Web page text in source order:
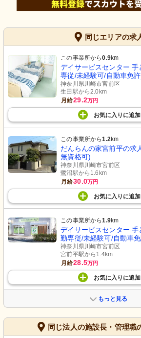
同じエリアの求
この事業所から0.9km
デイサービスセンター
専従/未経験可/自動車免
神奈川県川崎市宮前区
生田駅から2.0km
月給29.2万円
お気に入り に追加
この事業所から1.2km
だんらんの家宮前平の求
無資格可)
神奈川県川崎市宮前区
鷺沼駅から1.6km
月給30.0万円
お気に入り に追加
この事業所から1.9km
デイサービスセンター 手
勤専従/未経験可/自動車
神奈川県川崎市宮前区
宮前平駅から1.4km
月給28.5万円
お気に入り に追加
もっと見る
同じ法人の施設長・管理職